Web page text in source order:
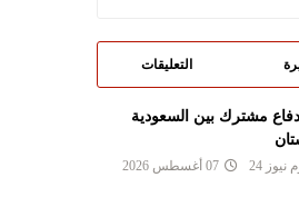
التعليقات
دفاع مشترك بين السعودية
24 07 أغسطس 2026